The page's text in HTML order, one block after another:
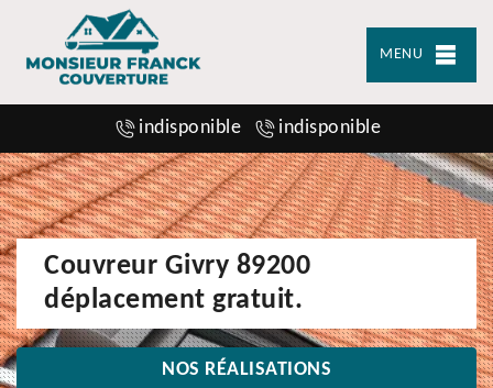
MENU
indisponible indisponible
Couvreur Givry 89200
déplacement gratuit.
NOS RÉALISATIONS